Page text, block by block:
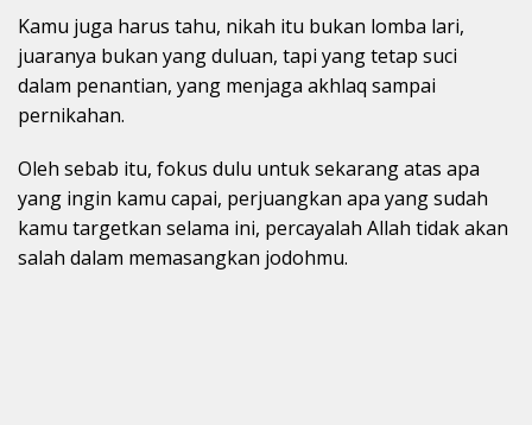
Kamu juga harus tahu, nikah itu bukan lomba lari,
juaranya bukan yang duluan, tapi yang tetap suci
dalam penantian, yang menjaga akhlaq sampai
pernikahan.
Oleh sebab itu, fokus dulu untuk sekarang atas apa
yang ingin kamu capai, perjuangkan apa yang sudah
kamu targetkan selama ini, percayalah Allah tidak akan
salah dalam memasangkan jodohmu.